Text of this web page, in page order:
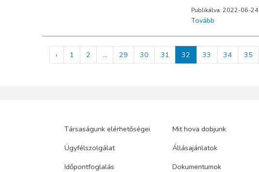
Publikálva: 2022-06-24
Tovább
‹ 1 2 ... 29 30 31 32 33 34 35
Társaságunk elérhetőségei
Ügyfélszolgálat
Időpontfoglalás
Mit hova dobjunk
Állásajánlatok
Dokumentumok